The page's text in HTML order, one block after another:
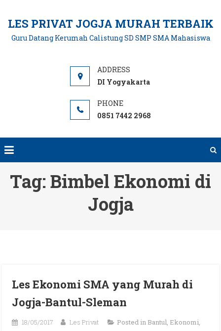
content
LES PRIVAT JOGJA MURAH TERBAIK
Guru Datang Kerumah Calistung SD SMP SMA Mahasiswa
DI Yogyakarta
0851 7442 2968
Tag: Bimbel Ekonomi di
Jogja
Les Ekonomi SMA yang Murah di
Jogja-Bantul-Sleman
18/05/2017 Les Privat Posted in Bantul, Ekonomi,